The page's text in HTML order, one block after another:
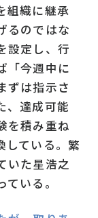
組織に継承
るのではな
設定し、行
「今週中に
ずは指示さ
、達成可能
を積み重ね
している。繁
いた星浩之
いる。